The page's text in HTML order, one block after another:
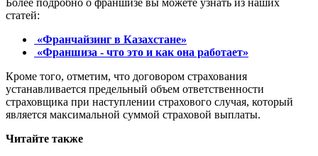
Более подробно о франшизе вы можете узнать из наших
статей:
«Франчайзинг в Казахстане»
«Франшиза - что это и как она работает»
Кроме того, отметим, что договором страхования
устанавливается предельный объем ответственности
страховщика при наступлении страхового случая, который
является максимальной суммой страховой выплаты.
Читайте также